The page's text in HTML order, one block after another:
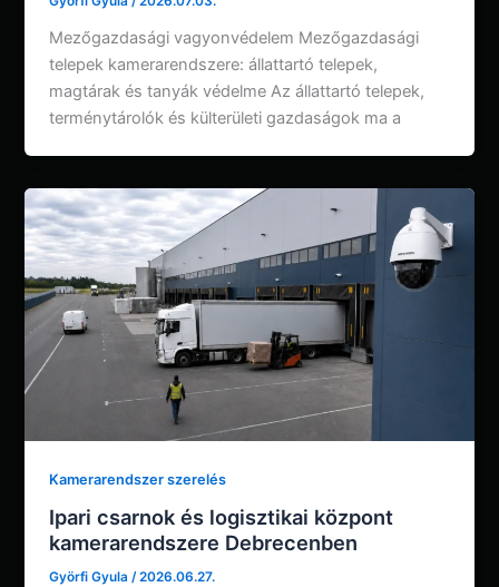
Mezőgazdasági vagyonvédelem Mezőgazdasági
telepek kamerarendszere: állattartó telepek,
magtárak és tanyák védelme Az állattartó telepek,
terménytárolók és külterületi gazdaságok ma a
Kamerarendszer szerelés
Ipari csarnok és logisztikai központ
kamerarendszere Debrecenben
Györfi Gyula/2026.06.27.